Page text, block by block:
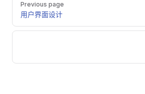
Previous page
用户界面设计